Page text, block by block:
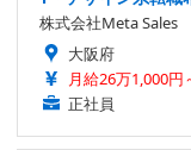
株式会社Meta Sales
大阪府
月給26万1,000円
正社員